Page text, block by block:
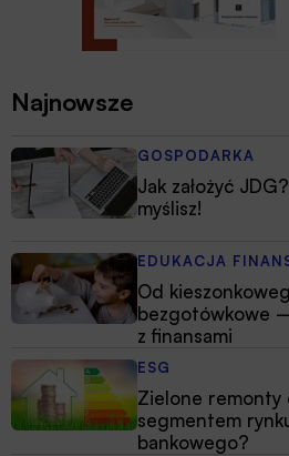
Najnowsze
GOSPODARKA
Jak założyć
myślisz!
EDUKACJA
Od
bezgotówkowe
z finansami
ESG
Zielone remonty
segmentem
bankowego?